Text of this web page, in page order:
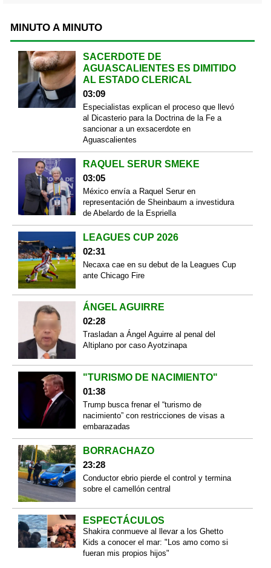
MINUTO A MINUTO
SACERDOTE DE
AGUASCALIENTES ES DIMITIDO
AL ESTADO CLERICAL
03:09
Especialistas explican el proceso que llevó
al Dicasterio para la Doctrina de la Fe a
sancionar a un exsacerdote en
Aguascalientes
RAQUEL SERUR SMEKE
03:05
México envía a Raquel Serur en
representación de Sheinbaum a investidura
de Abelardo de la Espriella
LEAGUES CUP 2026
02:31
Necaxa cae en su debut de la Leagues Cup
ante Chicago Fire
ÁNGEL AGUIRRE
02:28
Trasladan a Ángel Aguirre al penal del
Altiplano por caso Ayotzinapa
"TURISMO DE NACIMIENTO"
01:38
Trump busca frenar el “turismo de
nacimiento” con restricciones de visas a
embarazadas
BORRACHAZO
23:28
Conductor ebrio pierde el control y termina
sobre el camellón central
ESPECTÁCULOS
Shakira conmueve al llevar a los Ghetto
Kids a conocer el mar: "Los amo como si
fueran mis propios hijos"